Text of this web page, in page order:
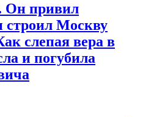
Он привил
строил Москву
слепая вера в
и погубила